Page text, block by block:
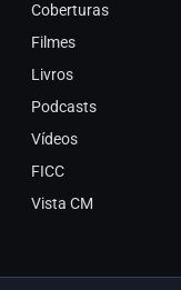
Coberturas
Filmes
Livros
Podcasts
Vídeos
FICC
Vista CM